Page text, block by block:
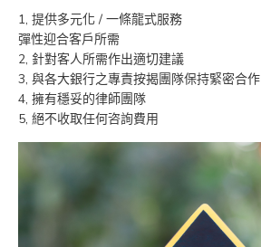
1, 提供多元化 / 一條龍式服務
彈性迎合客戶所需
2, 針對客人所需作出適切建議
3, 與各大銀行之專責按揭團隊保持緊密合作
4, 擁有穩妥的律師團隊
5, 絕不收取任何咨詢費用